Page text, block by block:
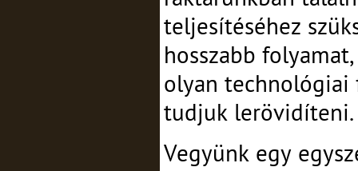
teljesítéséhez
hosszabb
olyan technológiai
tudjuk lerövidíteni.
Vegyünk egy